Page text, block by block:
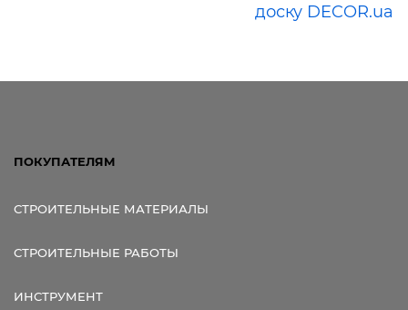
доску DECOR.ua
ПОКУПАТЕЛЯМ
СТРОИТЕЛЬНЫЕ МАТЕРИАЛЫ
СТРОИТЕЛЬНЫЕ РАБОТЫ
ИНСТРУМЕНТ